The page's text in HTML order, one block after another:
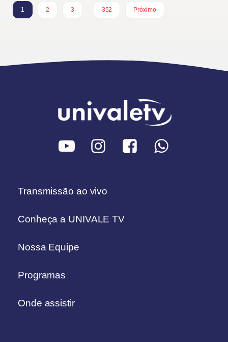
1 2 3
352
Próximo
Transmissão ao vivo
Conheça a UNIVALE TV
Nossa Equipe
Programas
Onde assistir